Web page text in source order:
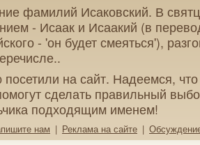
фамилий Исаковский. В
- Исаак и Исаакий (в
- 'он будет смеяться'),
посетили на сайт. Надеемся,
сделать правильный
подходящим именем!
нам | Реклама на сайте |